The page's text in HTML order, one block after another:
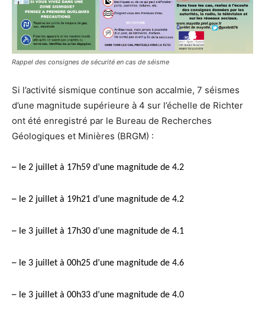
Rappel des consignes de sécurité en cas de séisme
Si l’activité sismique continue son accalmie, 7 séismes
d’une magnitude supérieure à 4 sur l’échelle de Richter
ont été enregistré par le Bureau de Recherches
Géologiques et Minières (BRGM) :
– le 2 juillet à 17h59 d’une magnitude de 4.2
– le 2 juillet à 19h21 d’une magnitude de 4.2
– le 3 juillet à 17h30 d’une magnitude de 4.1
– le 3 juillet à 00h25 d’une magnitude de 4.6
– le 3 juillet à 00h33 d’une magnitude de 4.0